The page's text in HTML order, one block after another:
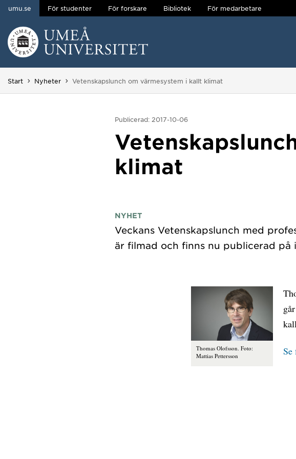
Hoppa direkt till innehållet
umu.se För studenter För forskare Bibliotek För medarbetare
Start Nyheter Du är här:
Vetenskapslunch om värmesystem i kallt klimat
Publicerad: 2017-10-06
klimat
NYHET
Veckans Vetenskapslunch med
Thomas Olofsson. Foto:
Mattias Pettersson
Se